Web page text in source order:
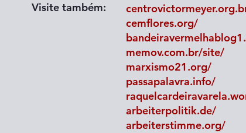
Engels, pensador de la guerra,
Visite também:
cemflores.org/
memov.com.br/site/
marxismo21.org/
passapalavra.info/
arbeiterpolitik.de/
arbeiterstimme.org/